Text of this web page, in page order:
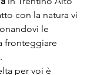
con la natura vi
le
fronteggiare
per voi è